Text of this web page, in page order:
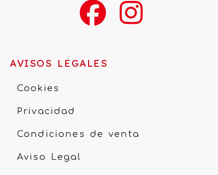
AVISOS LEGALES
Cookies
Privacidad
Condiciones de venta
Aviso Legal